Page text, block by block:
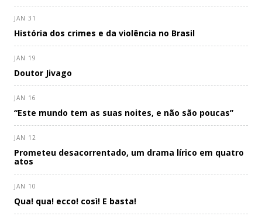
JAN 31
História dos crimes e da violência no Brasil
JAN 19
Doutor Jivago
JAN 16
“Este mundo tem as suas noites, e não são poucas”
JAN 12
Prometeu desacorrentado, um drama lírico em quatro
atos
JAN 10
Qua! qua! ecco! così! E basta!